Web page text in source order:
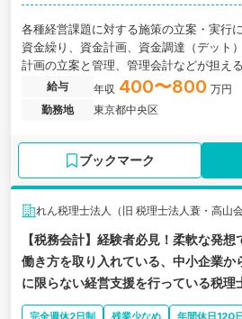
各種経営課題に対する施策の立案・実行
資金繰り、資金計画、資金調達（デット
計画の立案と管理、管理会計などが担え
給与 年収 400〜800 万円
勤務地
東京都中央区
ブックマーク
れん税理士法人（旧 税理士法人蓑・高山会
【税務会計】経験者必見！柔軟な発
働き方を取り入れている、中小企業か
に限らない経営支援を行っている税理
完全週休2日制 残業少なめ 年間休日120